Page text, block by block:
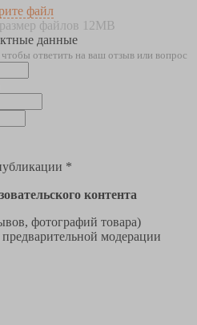
файл
файлов 12MB
данные
ответить на ваш отзыв или вопрос
*
контента
фотографий товара)
модерации